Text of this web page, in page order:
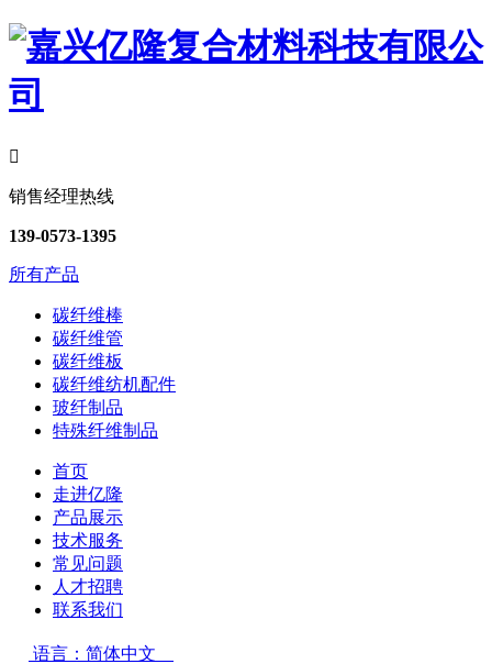

销售经理热线
139-0573-1395
所有产品
碳纤维棒
碳纤维管
碳纤维板
碳纤维纺机配件
玻纤制品
特殊纤维制品
首页
走进亿隆
产品展示
技术服务
常见问题
人才招聘
联系我们
语言：简体中文